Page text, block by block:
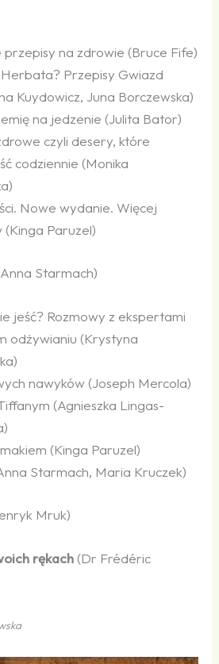
przepisy na zdrowie (Bruce Fife)
Przepisy Gwiazd
Kuydowicz, Juna Borczewska)
na jedzenie (Julita Bator)
czyli desery, które
codziennie (Monika
Nowe wydanie. Więcej
Paruzel)
Starmach)
jeść? Rozmowy z ekspertami
odżywianiu (Krystyna
nawyków (Joseph Mercola)
(Agnieszka Lingas-
(Kinga Paruzel)
Starmach, Maria Kruczek)
Mruk)
rękach (Dr Frédéric